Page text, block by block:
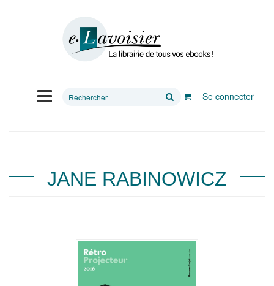
Rechercher
Se connecter
JANE RABINOWICZ